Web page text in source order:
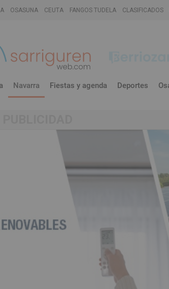
OSASUNA CEUTA FANGOS TUDELA CLASIFICADOS
Navarra Fiestas y agenda Deportes